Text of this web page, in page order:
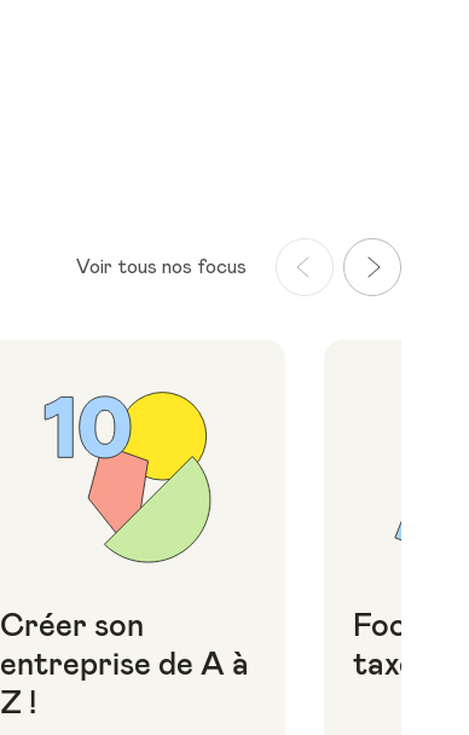
Voir tous nos focus
Créer son
entreprise de A à
Z !
Focus
taxes